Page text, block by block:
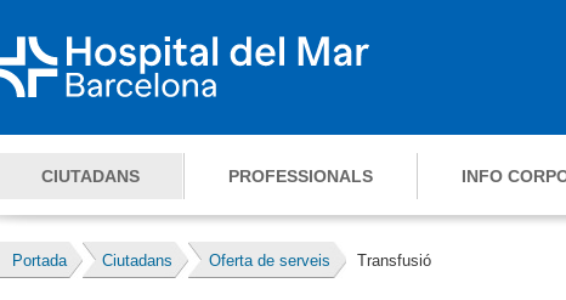
CIUTADANS PROFESSIONALS INFO
Portada Ciutadans Oferta de serveis Transfusió